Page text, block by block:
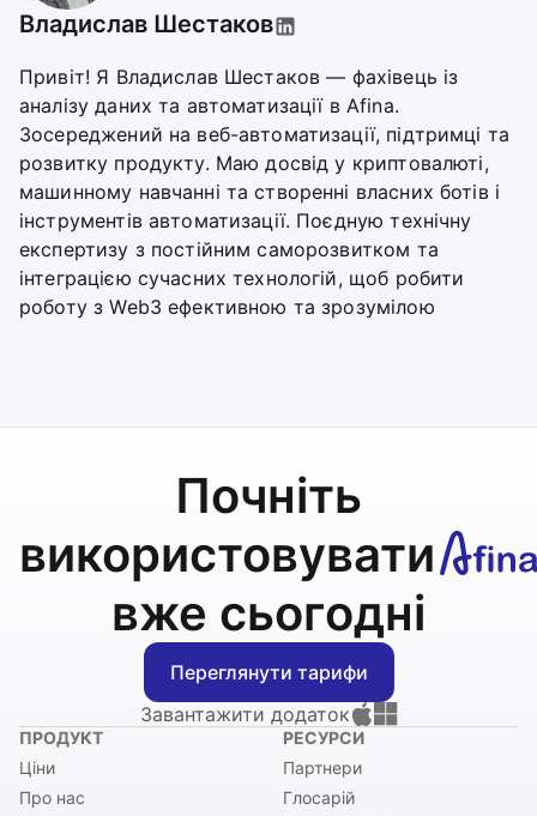
Владислав Шестаков
Привіт! Я Владислав Шестаков — фахівець із
аналізу даних та автоматизації в Afina.
Зосереджений на веб-автоматизації, підтримці та
розвитку продукту. Маю досвід у криптовалюті,
машинному навчанні та створенні власних ботів і
інструментів автоматизації. Поєдную технічну
експертизу з постійним саморозвитком та
інтеграцією сучасних технологій, щоб робити
роботу з Web3 ефективною та зрозумілою
Почніть
використовувати
вже сьогодні
Переглянути тарифи
Завантажити додаток
ПРОДУКТ
Ціни
Про нас
РЕСУРСИ
Партнери
Глосарій